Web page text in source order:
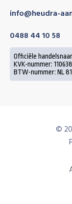
info@heudra-
0488 44 10 58
Officiële
KVK-nummer:
BTW-nummer: NL
©